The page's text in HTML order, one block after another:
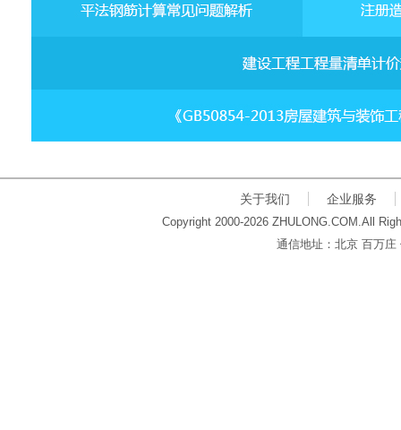
关于我们 企业服务
Copyright 2000-2026 ZHULONG.COM.All
通信地址：北京 百万